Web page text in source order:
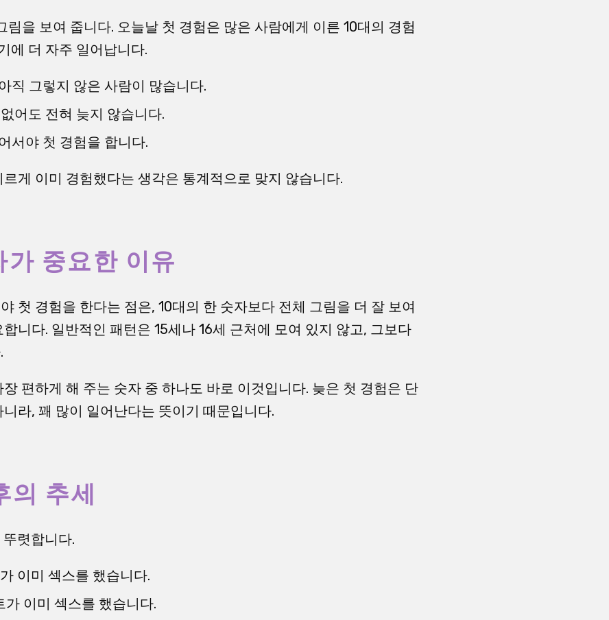
림을 보여 줍니다. 오늘날 첫 경험은 많은 사람에게 이른 10대의 경험
에 더 자주 일어납니다.
직 그렇지 않은 사람이 많습니다.
어도 전혀 늦지 않습니다.
서야 첫 경험을 합니다.
게 이미 경험했다는 생각은 통계적으로 맞지 않습니다.
중요한 이유
첫 경험을 한다는 점은, 10대의 한 숫자보다 전체 그림을 더 잘 보여
니다. 일반적인 패턴은 15세나 16세 근처에 모여 있지 않고, 그보다
편하게 해 주는 숫자 중 하나도 바로 이것입니다. 늦은 첫 경험은 단
라, 꽤 많이 일어난다는 뜻이기 때문입니다.
의 추세
렷합니다.
이미 섹스를 했습니다.
이미 섹스를 했습니다.